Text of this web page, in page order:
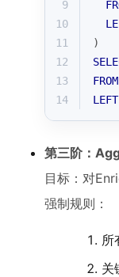
9
10
11
)
12
13
FROM
14
LEFT
第三阶：
目标：对
强制规则：
所
关